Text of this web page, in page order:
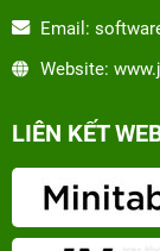
Email:
Website:
LIÊN KẾT